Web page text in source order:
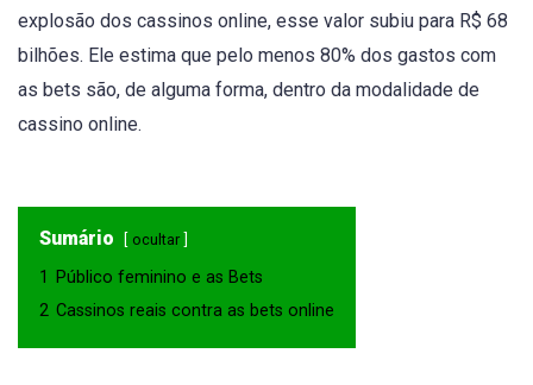
explosão dos cassinos online, esse valor subiu para R$ 68
bilhões. Ele estima que pelo menos 80% dos gastos com
as bets são, de alguma forma, dentro da modalidade de
cassino online.
Sumário ocultar
1
Público feminino e as Bets
2 Cassinos reais contra as bets online